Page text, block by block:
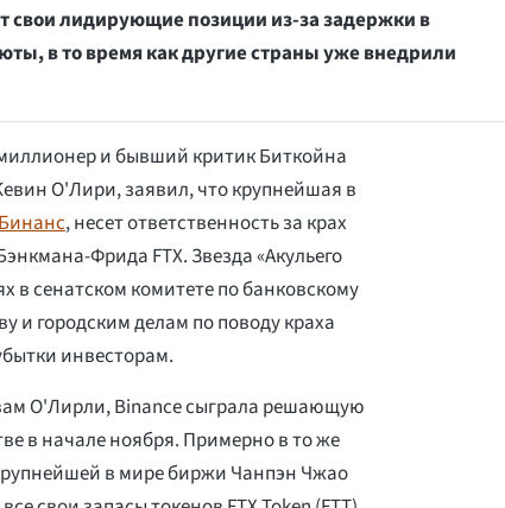
свои лидирующие позиции из-за задержки в
в то время как другие страны уже внедрили
и бывший критик Биткойна
О'Лири, заявил, что крупнейшая в
Бинанс, несет ответственность за крах
Фрида FTX. Звезда «Акульего
в сенатском комитете по банковскому
и городским делам по поводу краха
инвесторам.
О'Лирли, Binance сыграла решающую
в начале ноября. Примерно в то же
в мире биржи Чанпэн Чжао